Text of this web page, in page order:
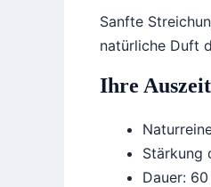
Sanfte
natürliche Duft
Ihre
Stärkung
Dauer: